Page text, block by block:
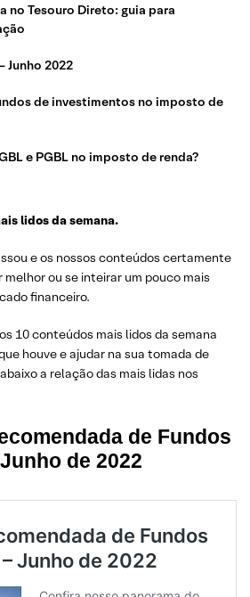
no Tesouro Direto: guia para
Junho 2022
de investimentos no imposto de
e PGBL no imposto de renda?
os recursos do FGTS? Conheça os
– FMP
no imposto de renda em 6 passos
2022: Prazo para entrega da
para 31 de maio
lidos da semana.
e os nossos conteúdos certamente
ou se inteirar um pouco mais
financeiro.
10 conteúdos mais lidos da semana
houve e ajudar na sua tomada de
a relação das mais lidas nos
de Fundos
de 2022